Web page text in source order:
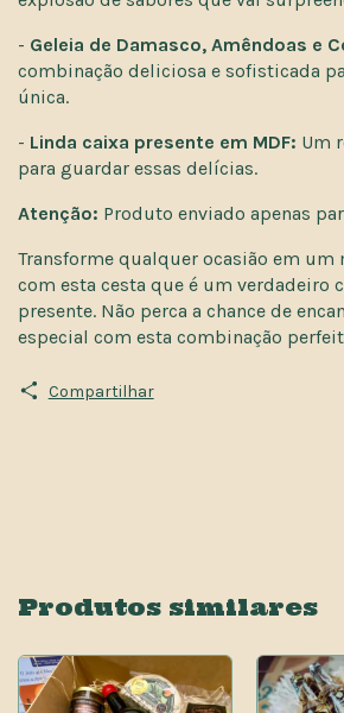
- Geleia de Damasco, Amêndoas e
combinação deliciosa e sofisticada
única.
- Linda caixa presente em MDF: Um
para guardar essas delícias.
Atenção: Produto enviado apenas
Transforme qualquer ocasião em um
com esta cesta que é um verdadeiro
presente. Não perca a chance de
especial com esta combinação
Compartilhar
Produtos similares